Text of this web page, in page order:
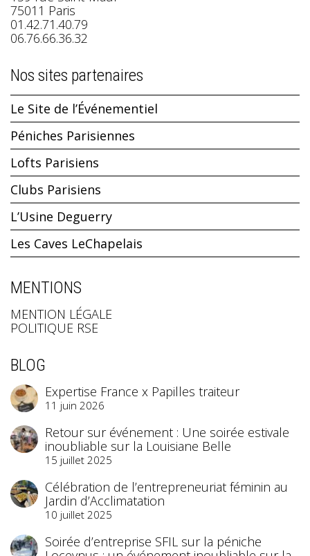
75011 Paris
01.42.71.40.79
06.76.66.36.32
Nos sites partenaires
Le Site de l’Événementiel
Péniches Parisiennes
Lofts Parisiens
Clubs Parisiens
L’Usine Deguerry
Les Caves LeChapelais
MENTIONS
MENTION LÉGALE
POLITIQUE RSE
BLOG
Expertise France x Papilles traiteur
11 juin 2026
Retour sur événement : Une soirée estivale
inoubliable sur la Louisiane Belle
15 juillet 2025
Célébration de l’entrepreneuriat féminin au
Jardin d’Acclimatation
10 juillet 2025
Soirée d’entreprise SFIL sur la péniche